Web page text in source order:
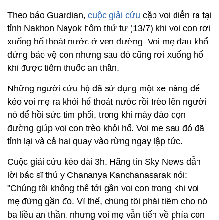
Theo báo Guardian, cuộc giải cứu cặp voi diễn ra tại
tỉnh Nakhon Nayok hôm thứ tư (13/7) khi voi con rơi
xuống hố thoát nước ở ven đường. Voi mẹ đau khổ
đứng bảo vệ con nhưng sau đó cũng rơi xuống hố
khi được tiêm thuốc an thần.
Những người cứu hộ đã sử dụng một xe nâng để
kéo voi mẹ ra khỏi hố thoát nước rồi trèo lên người
nó để hồi sức tim phổi, trong khi máy đào dọn
đường giúp voi con trèo khỏi hố. Voi mẹ sau đó đã
tỉnh lại và cả hai quay vào rừng ngay lập tức.
Cuộc giải cứu kéo dài 3h. Hãng tin Sky News dẫn
lời bác sĩ thú y Chananya Kanchanasarak nói:
"Chúng tôi không thể tới gần voi con trong khi voi
mẹ đứng gần đó. Vì thế, chúng tôi phải tiêm cho nó
ba liều an thần, nhưng voi mẹ vẫn tiến về phía con